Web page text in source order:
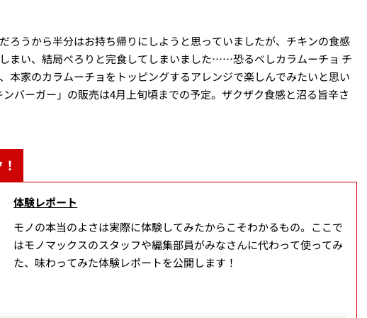
ろうから半分はお持ち帰りにしようと思っていましたが、チキンの食感
まい、結局ぺろりと完食してしまいました……恐るべしカラムーチョ チ
本家のカラムーチョをトッピングするアレンジで楽しんでみたいと思い
バーガー」の販売は4月上旬頃までの予定。ザクザク食感と沼る旨辛さ
体験レポート
モノの本当のよさは実際に体験してみたからこそわかるもの。ここで
はモノマックスのスタッフや編集部員がみなさんに代わって使ってみ
た、味わってみた体験レポートを公開します！